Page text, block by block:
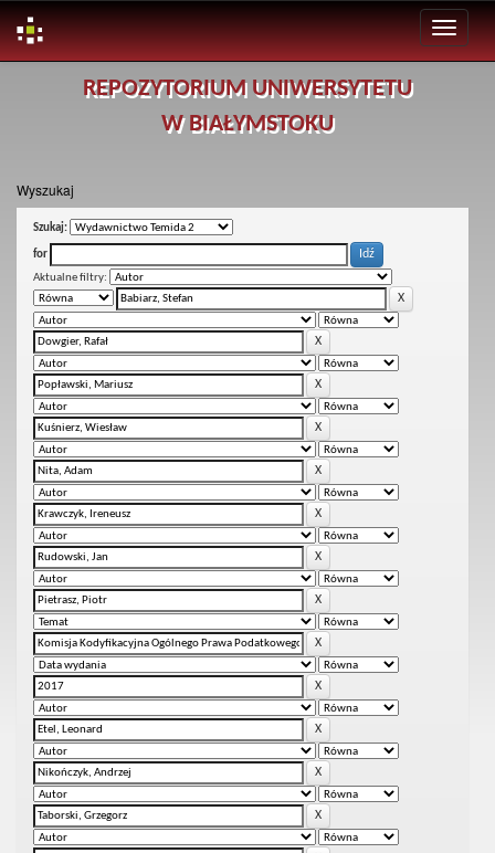
REPOZYTORIUM UNIWERSYTETU
W BIAŁYMSTOKU
Wyszukaj
Szukaj:
for
Aktualne filtry: